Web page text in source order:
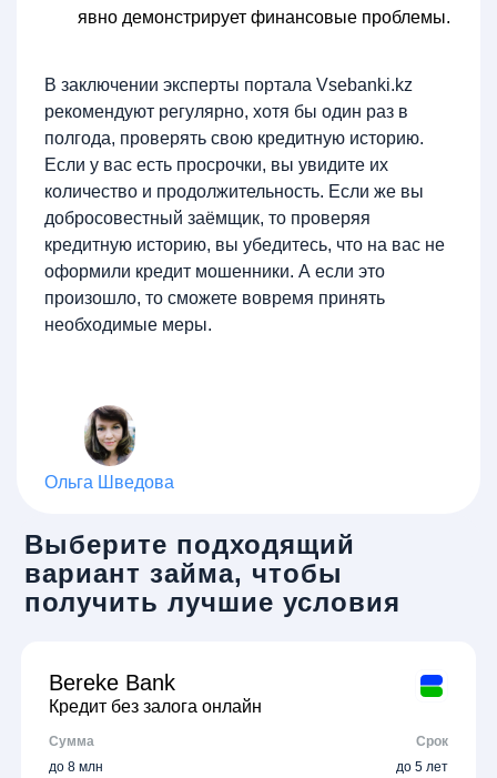
явно демонстрирует финансовые проблемы.
В заключении эксперты портала Vsebanki.kz
рекомендуют регулярно, хотя бы один раз в
полгода, проверять свою кредитную историю.
Если у вас есть просрочки, вы увидите их
количество и продолжительность. Если же вы
добросовестный заёмщик, то проверяя
кредитную историю, вы убедитесь, что на вас не
оформили кредит мошенники. А если это
произошло, то сможете вовремя принять
необходимые меры.
Ольга Шведова
Выберите подходящий
вариант займа, чтобы
получить лучшие условия
Bereke Bank
Кредит без залога онлайн
Сумма
Срок
до 8 млн
до 5 лет